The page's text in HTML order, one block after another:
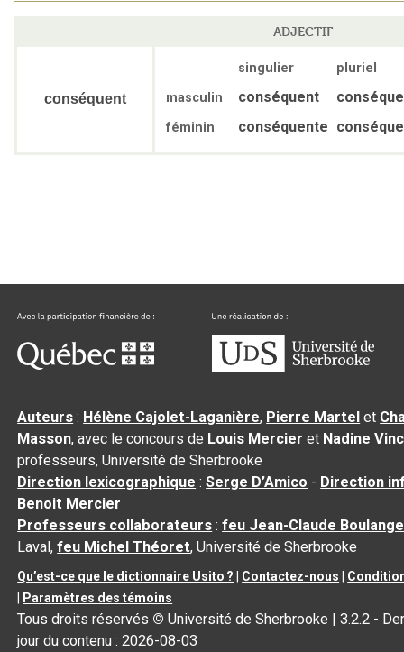
ADJECTIF
conséquent
singulier
pluriel
masculin
conséquent
féminin conséquente
Auteurs : Hélène Cajolet-Laganière, Pierre Martel et
Masson, avec le concours de Louis Mercier et Nadine
professeurs, Université de Sherbrooke
Direction lexicographique :Serge D’Amico - Direction
Benoit Mercier
Professeurs collaborateurs :feu Jean-Claude
Laval,feu Michel Théoret, Université de Sherbrooke
Qu’est-ce que le dictionnaire Usito ? Contactez-nous
Paramètres des témoins
Tous droits réservés © Université de Sherbrooke |3.2.2 -
jour du contenu :2026-08-03